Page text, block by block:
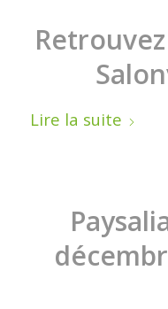
Retrouvez
Lire la suite